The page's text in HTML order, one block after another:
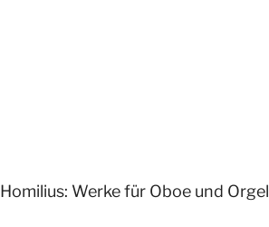
Werke für Oboe und Orgel